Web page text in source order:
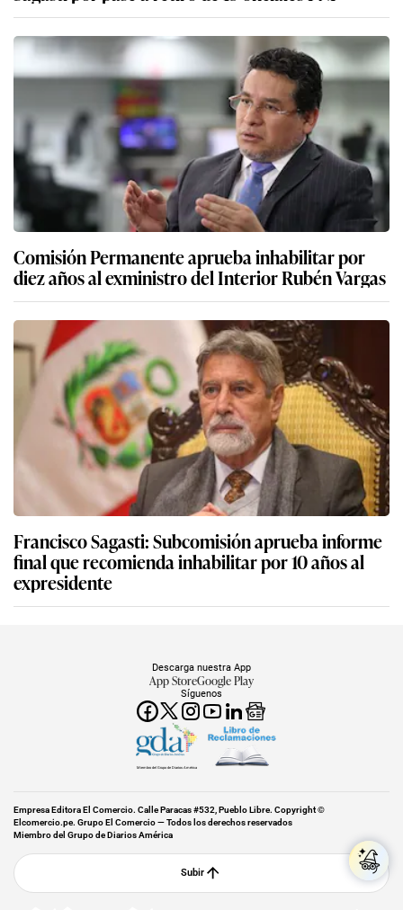
Comisión Permanente aprueba inhabilitar por
diez años al exministro del Interior Rubén Vargas
Francisco Sagasti: Subcomisión aprueba informe
final que recomienda inhabilitar por 10 años al
expresidente
Síguenos
Descarga nuestra App
App StoreGoogle Play
Miembro del Grupo de Diarios América
Empresa Editora El Comercio. Calle Paracas #532, Pueblo Libre. Copyright ©
Elcomercio.pe. Grupo El Comercio — Todos los derechos reservados
Miembro del Grupo de Diarios América
Subir